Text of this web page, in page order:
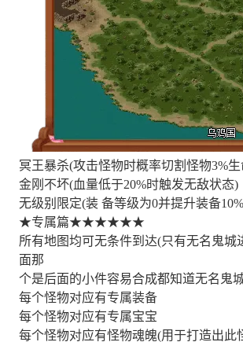
冥王暴杀(攻击怪物时概率切割怪物3%生
金刚不坏(血量低于20%时触发无敌状态)
无级别限定(装 备等级为0并提升装备
★专属篇★★★★★★
所有地图均可无条件到达(只有无名鬼
面那
个是后面的小件容易合成都知道无名鬼
每个怪物对应有专属装备
每个怪物对应有专属宝宝
每个怪物对应有怪物魂魄(用于打造出此